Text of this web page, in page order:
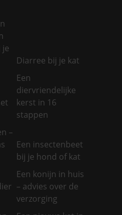
je
Diarree bij je kat
Een
diervriendelijke
kerst in 16
stappen
–
Een insectenbeet
bij je hond of kat
Een konijn in huis
– advies over de
verzorging